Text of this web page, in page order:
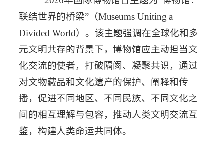
联结世界的桥梁”（Museums Uniting a
Divided World）。该主题强调在全球化和多
元文明共存的背景下，博物馆应主动担当文
化交流的使者，打破隔阂、凝聚共识，通过
对文物藏品和文化遗产的保护、阐释和传
播，促进不同地区、不同民族、不同文化之
间的相互理解与包容，推动人类文明交流互
鉴，构建人类命运共同体。